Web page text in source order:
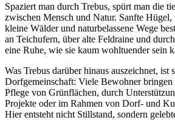
Spaziert man durch Trebus, spürt man die
zwischen Mensch und Natur. Sanfte
kleine Wälder und naturbelassene Wege
an Teichufern, über alte Feldraine und
eine Ruhe, wie sie kaum wohltuender sein
Was Trebus darüber hinaus auszeichnet, ist
Dorfgemeinschaft: Viele Bewohner
Pflege von Grünflächen, durch
Projekte oder im Rahmen von Dorf- und
Hier entsteht nicht Stillstand, sondern